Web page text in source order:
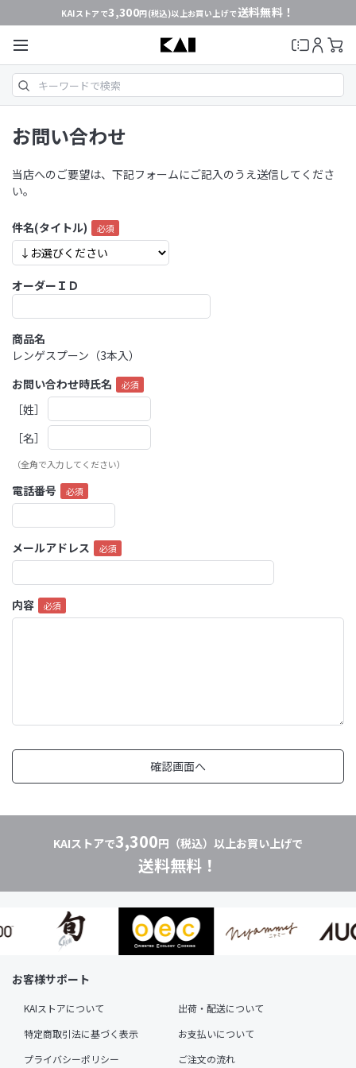
KAIストアで3,300円(税込)以上お買い上げで送料無料！
お問い合わせ
当店へのご要望は、下記フォームにご記入のうえ送信してくださ
い。
件名(タイトル)
オーダーＩＤ
商品名
レンゲスプーン（3本入）
お問い合わせ時氏名
［姓］
［名］
（全角で入力してください）
電話番号
メールアドレス
内容
KAIストアで3,300円（税込）以上お買い上げで
送料無料！
お客様サポート
KAIストアについて
出荷・配送について
特定商取引法に基づく表示
お支払いについて
プライバシーポリシー
ご注文の流れ